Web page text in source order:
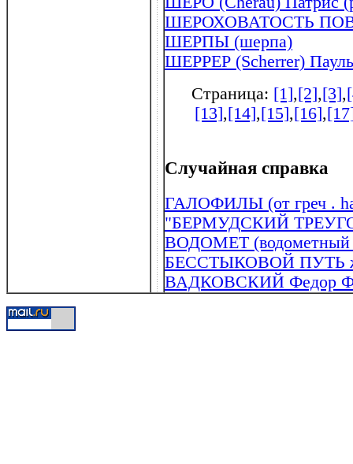
ШЕРОХОВАТОСТЬ
ШЕРПЫ (шерпа)
ШЕРРЕР (Scherrer)
Страница: [1],[2],[3],
[13],[14],[15],[16],
Случайная справка
ГАЛОФИЛЫ (от греч .
"БЕРМУДСКИЙ
ВОДОМЕТ (водометный
БЕССТЫКОВОЙ ПУТЬ
ВАДКОВСКИЙ Федор